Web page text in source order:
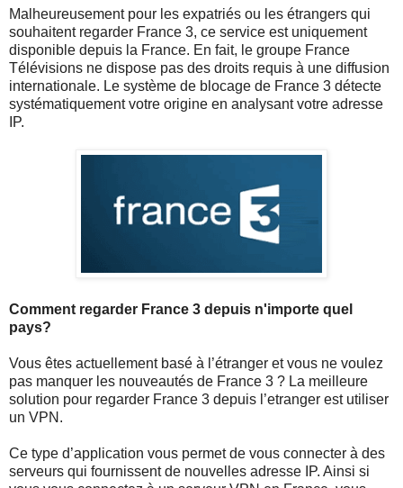
Malheureusement pour les expatriés ou les étrangers qui
souhaitent regarder France 3, ce service est uniquement
disponible depuis la France. En fait, le groupe France
Télévisions ne dispose pas des droits requis à une diffusion
internationale. Le système de blocage de France 3 détecte
systématiquement votre origine en analysant votre adresse
IP.
Comment regarder France 3 depuis n'importe quel
pays?
Vous êtes actuellement basé à l’étranger et vous ne voulez
pas manquer les nouveautés de France 3 ? La meilleure
solution pour regarder France 3 depuis l’etranger est utiliser
un VPN.
Ce type d’application vous permet de vous connecter à des
serveurs qui fournissent de nouvelles adresse IP. Ainsi si